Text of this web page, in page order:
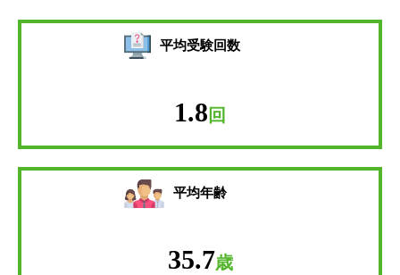
平均受験回数
1.8 回
平均年齢
35.7歳